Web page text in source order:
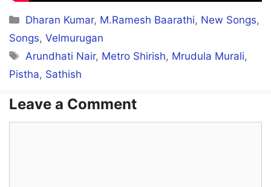
Enna Attaakku Pannaathadi…
Nenja kitnaappu Pannaathadi…
Un Azhagula Mayanguana
Cittiyila Maattikitta
Village Maanadi…
Categories
Dharan Kumar, M.Ramesh Baarathi, New Songs,
Songs, Velmurugan
Tags
Arundhati Nair, Metro Shirish, Mrudula Murali,
Pistha, Sathish
Leave a Comment